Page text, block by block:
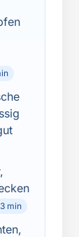
3 min